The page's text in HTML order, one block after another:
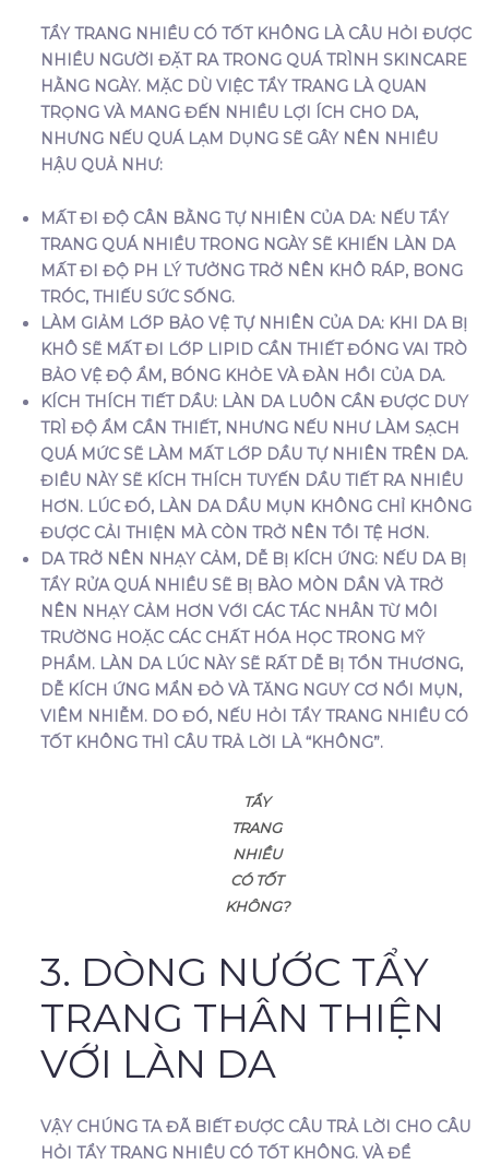
TẨY TRANG NHIỀU CÓ TỐT KHÔNG LÀ CÂU HỎI ĐƯỢC
NHIỀU NGƯỜI ĐẶT RA TRONG QUÁ TRÌNH SKINCARE
HẰNG NGÀY. MẶC DÙ VIỆC TẨY TRANG LÀ QUAN
TRỌNG VÀ MANG ĐẾN NHIỀU LỢI ÍCH CHO DA,
NHƯNG NẾU QUÁ LẠM DỤNG SẼ GÂY NÊN NHIỀU
HẬU QUẢ NHƯ:
MẤT ĐI ĐỘ CÂN BẰNG TỰ NHIÊN CỦA DA: NẾU TẨY
TRANG QUÁ NHIỀU TRONG NGÀY SẼ KHIẾN LÀN DA
MẤT ĐI ĐỘ PH LÝ TƯỞNG TRỞ NÊN KHÔ RÁP, BONG
TRÓC, THIẾU SỨC SỐNG.
LÀM GIẢM LỚP BẢO VỆ TỰ NHIÊN CỦA DA: KHI DA BỊ
KHÔ SẼ MẤT ĐI LỚP LIPID CẦN THIẾT ĐÓNG VAI TRÒ
BẢO VỆ ĐỘ ẨM, BÓNG KHỎE VÀ ĐÀN HỒI CỦA DA.
KÍCH THÍCH TIẾT DẦU: LÀN DA LUÔN CẦN ĐƯỢC DUY
TRÌ ĐỘ ẨM CẦN THIẾT, NHƯNG NẾU NHƯ LÀM SẠCH
QUÁ MỨC SẼ LÀM MẤT LỚP DẦU TỰ NHIÊN TRÊN DA.
ĐIỀU NÀY SẼ KÍCH THÍCH TUYẾN DẦU TIẾT RA NHIỀU
HƠN. LÚC ĐÓ, LÀN DA DẦU MỤN KHÔNG CHỈ KHÔNG
ĐƯỢC CẢI THIỆN MÀ CÒN TRỞ NÊN TỒI TỆ HƠN.
DA TRỞ NÊN NHẠY CẢM, DỄ BỊ KÍCH ỨNG: NẾU DA BỊ
TẨY RỬA QUÁ NHIỀU SẼ BỊ BÀO MÒN DẦN VÀ TRỞ
NÊN NHẠY CẢM HƠN VỚI CÁC TÁC NHÂN TỪ MÔI
TRƯỜNG HOẶC CÁC CHẤT HÓA HỌC TRONG MỸ
PHẨM. LÀN DA LÚC NÀY SẼ RẤT DỄ BỊ TỔN THƯƠNG,
DỄ KÍCH ỨNG MẨN ĐỎ VÀ TĂNG NGUY CƠ NỔI MỤN,
VIÊM NHIỄM. DO ĐÓ, NẾU HỎI TẨY TRANG NHIỀU CÓ
TỐT KHÔNG THÌ CÂU TRẢ LỜI LÀ “KHÔNG”.
TẨY
TRANG
NHIỀU
CÓ TỐT
KHÔNG?
3. DÒNG NƯỚC TẨY
TRANG THÂN THIỆN
VỚI LÀN DA
VẬY CHÚNG TA ĐÃ BIẾT ĐƯỢC CÂU TRẢ LỜI CHO CÂU
HỎI TẨY TRANG NHIỀU CÓ TỐT KHÔNG. VÀ ĐỂ